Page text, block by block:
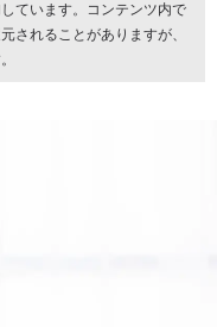
ています。コンテンツ内で
されることがありますが、